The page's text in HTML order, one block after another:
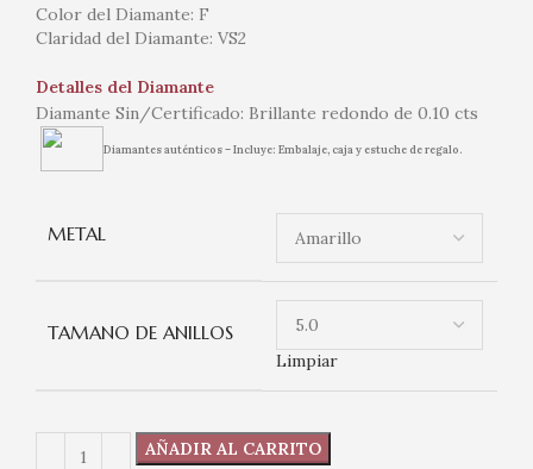
Color del Diamante: F
Claridad del Diamante: VS2
Detalles del Diamante
Diamante Sin/Certificado: Brillante redondo de 0.10 cts
Diamantes auténticos – Incluye: Embalaje, caja y estuche de regalo.
METAL
TAMANO DE ANILLOS
Limpiar
AÑADIR AL CARRITO